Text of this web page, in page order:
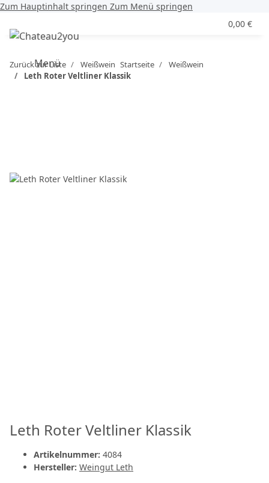
Zum Hauptinhalt springen Zum Menü springen
Menü
0,00 €
Zurück zur Liste Weißwein Startseite
Weißwein
Leth Roter Veltliner Klassik
Leth Roter Veltliner Klassik
Artikelnummer: 4084
Hersteller: Weingut Leth